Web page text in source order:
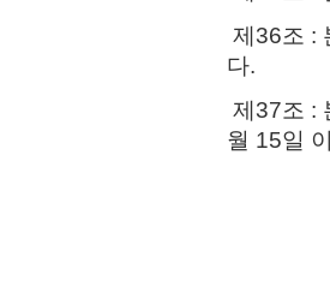
제36조 :
다.
제37조 :
월 15일